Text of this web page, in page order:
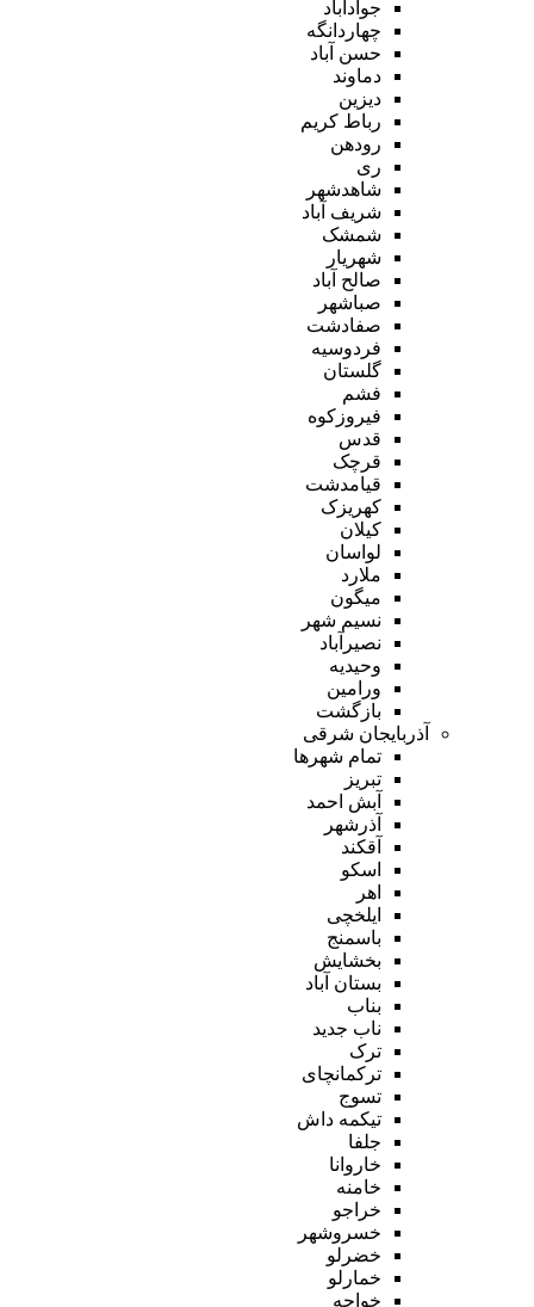
جوادآباد
چهاردانگه
حسن آباد
دماوند
دیزین
رباط کریم
رودهن
ری
شاهدشهر
شریف آباد
شمشک
شهریار
صالح آباد
صباشهر
صفادشت
فردوسیه
گلستان
فشم
فیروزکوه
قدس
قرچک
قیامدشت
کهریزک
کیلان
لواسان
ملارد
میگون
نسیم شهر
نصیرآباد
وحیدیه
ورامین
بازگشت
آذربایجان شرقی
تمام شهر‌ها
تبریز
آبش احمد
آذرشهر
آقکند
اسکو
اهر
ایلخچی
باسمنج
بخشایش
بستان آباد
بناب
ناب جدید
ترک
ترکمانچای
تسوج
تیکمه داش
جلفا
خاروانا
خامنه
خراجو
خسروشهر
خضرلو
خمارلو
خواجه